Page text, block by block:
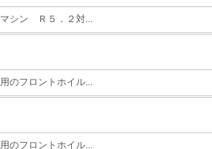
マシン Ｒ５．２対...
のフロントホイル...
のフロントホイル...